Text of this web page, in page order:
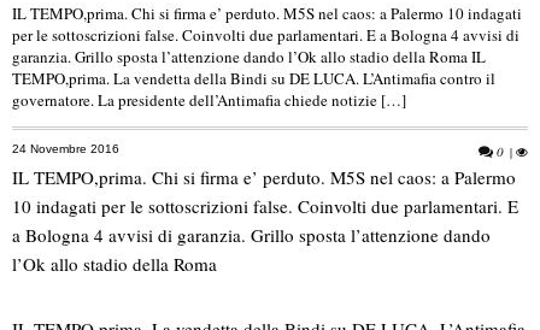
IL TEMPO,prima. Chi si firma e’ perduto. M5S nel caos: a Palermo 10 indagati
per le sottoscrizioni false. Coinvolti due parlamentari. E a Bologna 4 avvisi di
garanzia. Grillo sposta l’attenzione dando l’Ok allo stadio della Roma IL
TEMPO,prima. La vendetta della Bindi su DE LUCA. L’Antimafia contro il
governatore. La presidente dell’Antimafia chiede notizie […]
24 Novembre 2016 0 |
IL TEMPO,prima. Chi si firma e’ perduto. M5S nel caos: a Palermo
10 indagati per le sottoscrizioni false. Coinvolti due parlamentari. E
a Bologna 4 avvisi di garanzia. Grillo sposta l’attenzione dando
l’Ok allo stadio della Roma